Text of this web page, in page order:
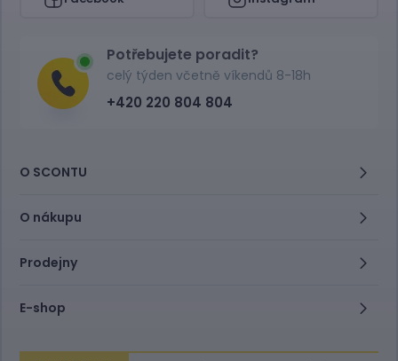
Potřebujete poradit?
celý týden včetně víkendů 8-18h
+420 220 804 804
O SCONTU
O nákupu
Prodejny
E-shop